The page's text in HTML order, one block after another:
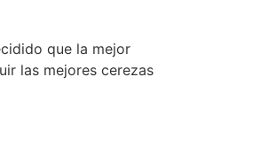
que la mejor
las mejores cerezas